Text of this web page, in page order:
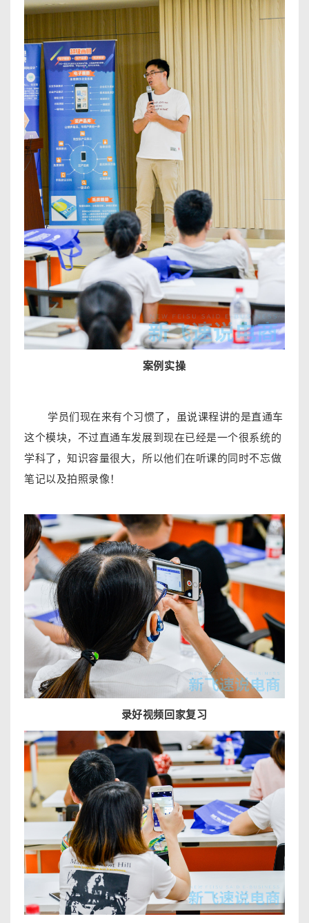
案例实操
学员们现在来有个习惯了，虽说课程讲的是直通车
这个模块，不过直通车发展到现在已经是一个很系统的
学科了，知识容量很大，所以他们在听课的同时不忘做
笔记以及拍照录像！
录好视频回家复习